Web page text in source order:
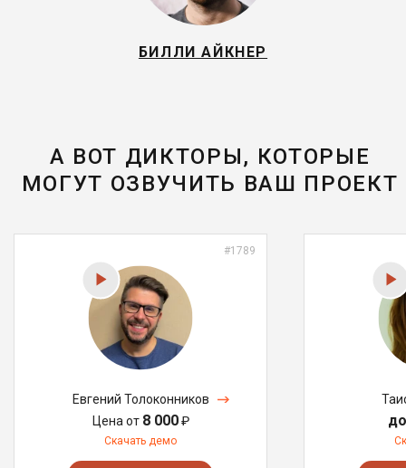
БИЛЛИ АЙКНЕР
А ВОТ ДИКТОРЫ, КОТОРЫЕ
МОГУТ ОЗВУЧИТЬ ВАШ ПРОЕКТ
#1789
Евгений Толоконников
Цена от 8 000₽
Скачать демо